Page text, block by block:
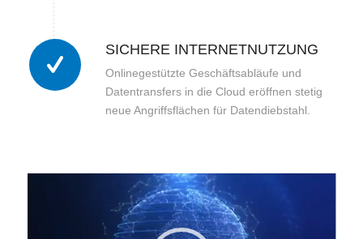
SICHERE INTERNETNUTZUNG
Onlinegestützte Geschäftsabläufe und
Datentransfers in die Cloud eröffnen stetig
neue Angriffsflächen für Datendiebstahl.